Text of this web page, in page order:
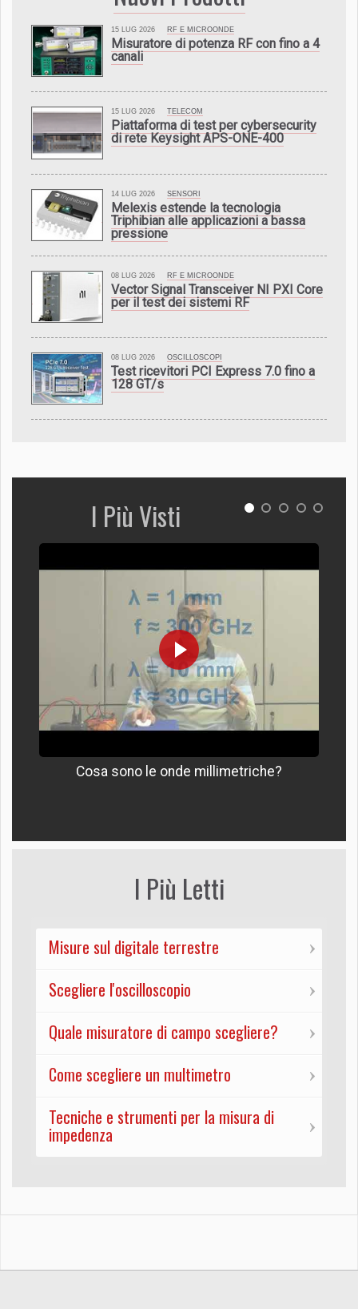
15 LUG 2026 RF E MICROONDE
Misuratore di potenza RF con fino a 4
canali
15 LUG 2026 TELECOM
Piattaforma di test per cybersecurity
di rete Keysight APS-ONE-400
14 LUG 2026 SENSORI
Melexis estende la tecnologia
Triphibian alle applicazioni a bassa
pressione
08 LUG 2026 RF E MICROONDE
Vector Signal Transceiver NI PXI Core
per il test dei sistemi RF
08 LUG 2026 OSCILLOSCOPI
Test ricevitori PCI Express 7.0 fino a
128 GT/s
I Più Visti
Cosa sono le onde millimetriche?
I Più Letti
Misure sul digitale terrestre
Scegliere l'oscilloscopio
Quale misuratore di campo scegliere?
Come scegliere un multimetro
Tecniche e strumenti per la misura di
impedenza